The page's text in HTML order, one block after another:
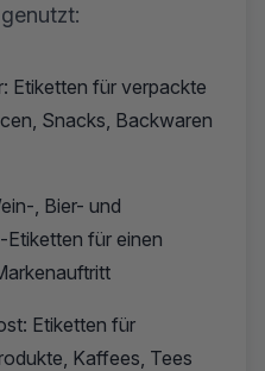
Etiketten für verpackte
Snacks, Backwaren
, Bier- und
für einen
Etiketten für
Kaffees, Tees